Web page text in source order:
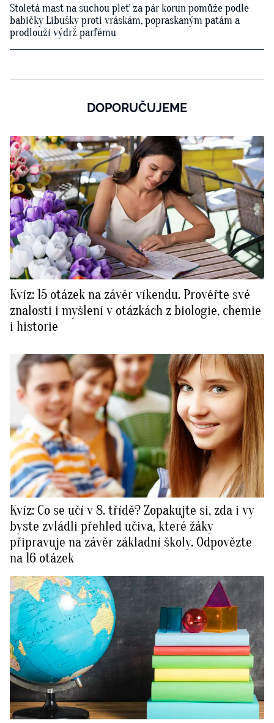
Stoletá mast na suchou pleť za pár korun pomůže podle
babičky Libušky proti vráskám, popraskaným patám a
prodlouží výdrž parfému
DOPORUČUJEME
Kvíz: 15 otázek na závěr víkendu. Prověřte své
znalosti i myšlení v otázkách z biologie, chemie
i historie
Kvíz: Co se učí v 8. třídě? Zopakujte si, zda i vy
byste zvládli přehled učiva, které žáky
připravuje na závěr základní školy. Odpovězte
na 16 otázek